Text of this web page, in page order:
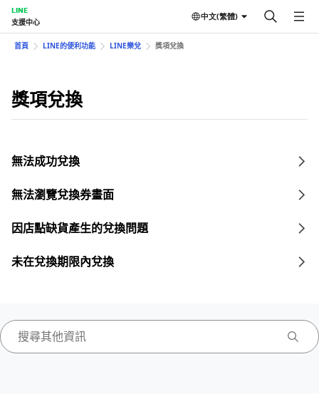
LINE
支援中心
中文(繁體)
首頁 LINE的便利功能 LINE樂兌 獎項兌換
獎項兌換
無法成功兌換
無法瀏覽兌換券畫面
因店點缺貨產生的兌換問題
未在兌換期限內兌換